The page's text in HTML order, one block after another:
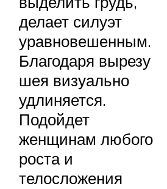
делает силуэт
уравновешенным.
Благодаря вырезу
шея визуально
удлиняется.
Подойдет
женщинам любого
роста и
телосложения